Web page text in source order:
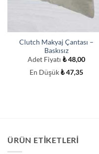
Clutch Makyaj Çantası –
Baskısız
Adet Fiyatı ₺48,00
En Düşük₺47,35
ÜRÜN ETIKETLERI